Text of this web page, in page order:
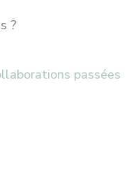
?
passées